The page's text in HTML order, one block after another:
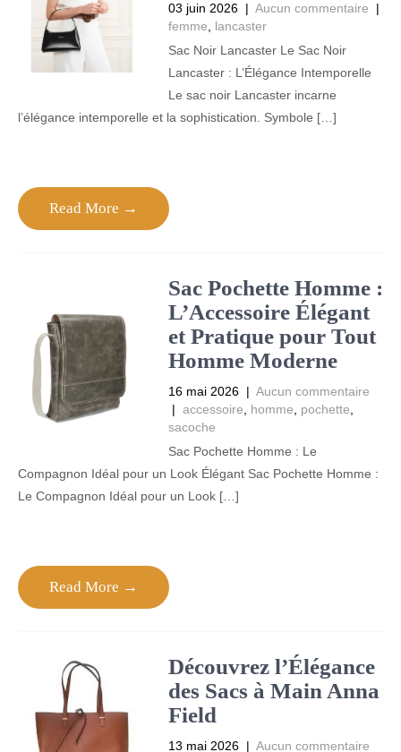
03 juin 2026 | Aucun commentaire
|
femme
lancaster
Sac Noir Lancaster Le Sac Noir
Lancaster : L’Élégance Intemporelle
Le sac noir Lancaster incarne
l’élégance intemporelle et la sophistication. Symbole […]
Read More →
Sac Pochette Homme :
L’Accessoire Élégant
et Pratique pour Tout
Homme Moderne
16 mai 2026 | Aucun commentaire
| accessoire homme pochette
sacoche
Sac Pochette Homme : Le
Compagnon Idéal pour un Look Élégant Sac Pochette Homme :
Le Compagnon Idéal pour un Look […]
Read More →
Découvrez l’Élégance
des Sacs à Main Anna
Field
13 mai 2026 | Aucun commentaire